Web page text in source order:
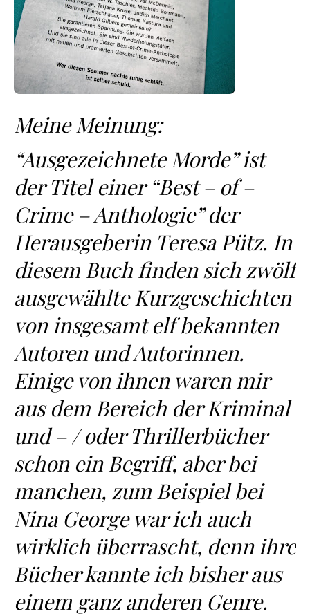
Meine Meinung:
“Ausgezeichnete Morde” ist
der Titel einer “Best – of –
Crime – Anthologie” der
Herausgeberin Teresa Pütz. In
diesem Buch finden sich zwölf
ausgewählte Kurzgeschichten
von insgesamt elf bekannten
Autoren und Autorinnen.
Einige von ihnen waren mir
aus dem Bereich der Kriminal
und – / oder Thrillerbücher
schon ein Begriff, aber bei
manchen, zum Beispiel bei
Nina George war ich auch
wirklich überrascht, denn ihre
Bücher kannte ich bisher aus
einem ganz anderen Genre.